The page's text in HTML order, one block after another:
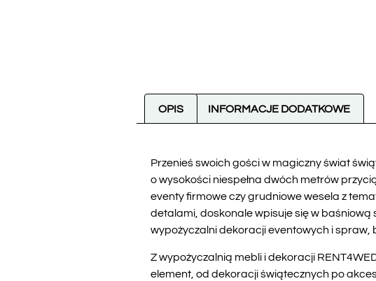
OPIS INFORMACJE DODATKOWE
Przenieś swoich gości w magiczny świat
o wysokości niespełna dwóch metrów
eventy firmowe czy grudniowe wesela z
detalami, doskonale wpisuje się w
wypożyczalni dekoracji eventowych i spraw,
Z wypożyczalnią mebli i dekoracji
element, od dekoracji świątecznych po